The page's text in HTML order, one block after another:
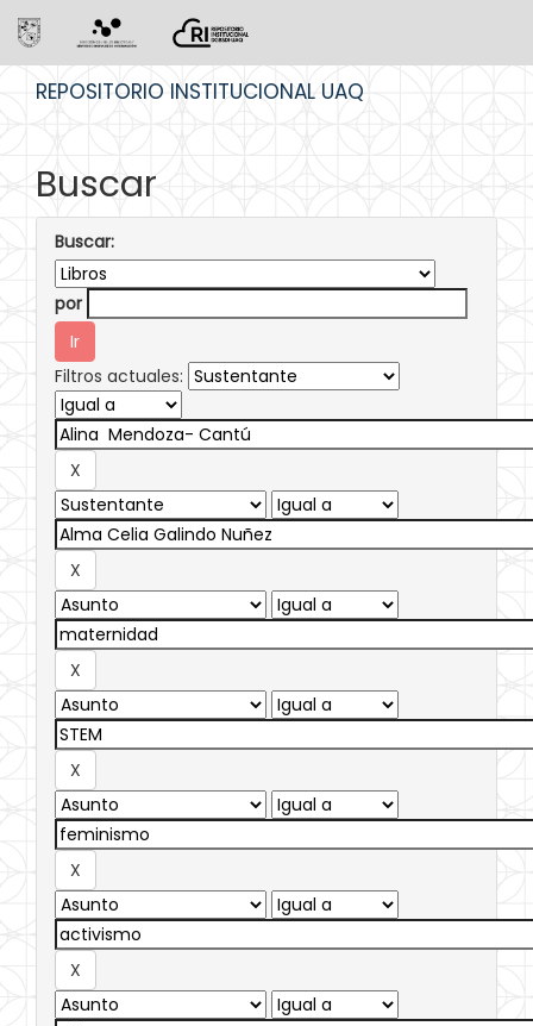
REPOSITORIO INSTITUCIONAL UAQ
Buscar
Buscar:
por
Filtros actuales: